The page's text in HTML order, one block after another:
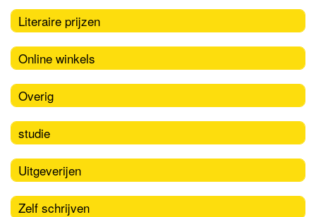
Literaire prijzen
Online winkels
Overig
studie
Uitgeverijen
Zelf schrijven